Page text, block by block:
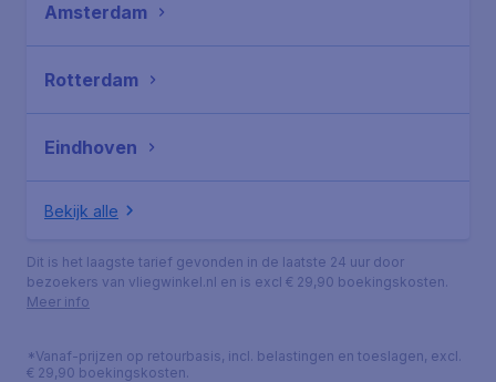
Amsterdam
Rotterdam
Eindhoven
Bekijk alle
Dit is het laagste tarief gevonden in de laatste 24 uur door
bezoekers van vliegwinkel.nl en is excl € 29,90 boekingskosten.
Meer info
*Vanaf-prijzen op retourbasis, incl. belastingen en toeslagen, excl.
€ 29,90 boekingskosten.